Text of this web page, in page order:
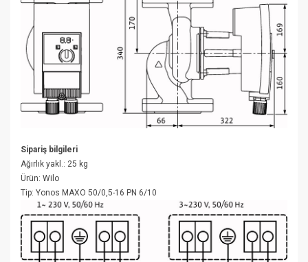
Sipariş bilgileri
Ağırlık yakl. : 25 kg
Ürün : Wilo
Tip : Yonos MAXO 50/0,5-16 PN 6/10